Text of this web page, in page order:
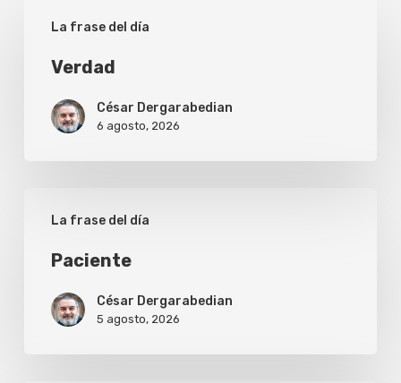
La frase del día
Verdad
César Dergarabedian
6 agosto, 2026
La frase del día
Paciente
César Dergarabedian
5 agosto, 2026